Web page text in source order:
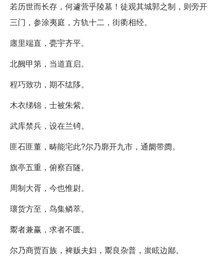
若历世而长存，何遽营乎陵墓！徒观其城郭之制，则旁开
三门，参涂夷庭，方轨十二，街衢相经。
廛里端直，甍宇齐平。
北阙甲第，当道直启。
程巧致功，期不纮陊。
木衣绨锦，士被朱紫。
武库禁兵，设在兰锜。
匪石匪董，畴能宅此?尔乃廓开九市，通阛带阓。
旗亭五重，俯察百隧。
周制大胥，今也惟尉。
瓌货方至，鸟集鳞萃。
鬻者兼赢，求者不匮。
尔乃商贾百族，裨贩夫妇，鬻良杂普，蚩眩边鄙。